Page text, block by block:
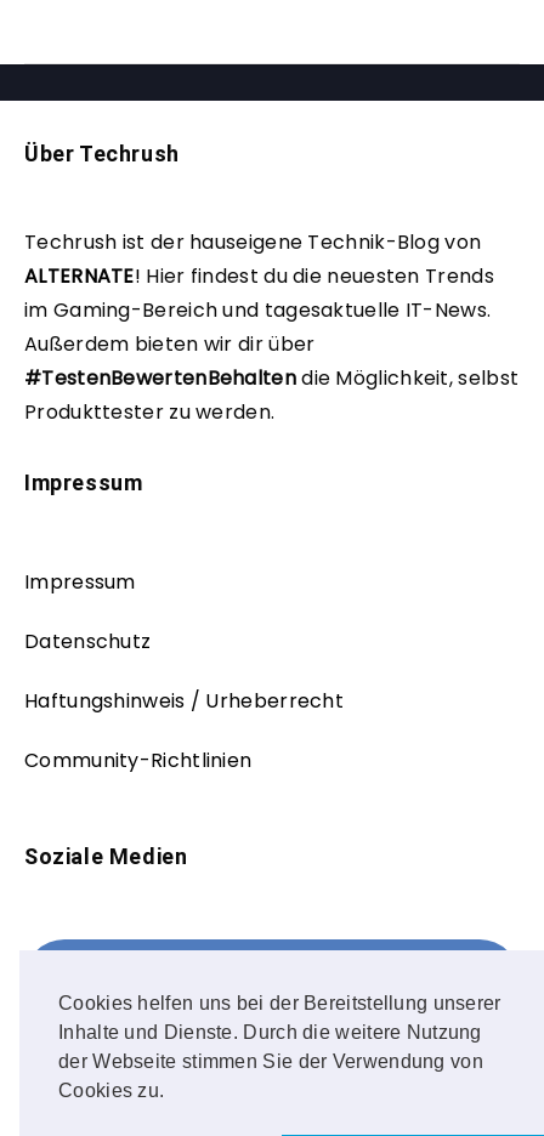
Cookies helfen uns bei der Bereitstellung unserer
Inhalte und Dienste. Durch die weitere Nutzung
der Webseite stimmen Sie der Verwendung von
Cookies zu.
Über Techrush
Techrush ist der hauseigene Technik-Blog von
ALTERNATE! Hier findest du die neuesten Trends
im Gaming-Bereich und tagesaktuelle IT-News.
Außerdem bieten wir dir über
#TestenBewertenBehaltendie Möglichkeit, selbst
Produkttester zu werden.
Impressum
Impressum
Datenschutz
Haftungshinweis / Urheberrecht
Community-Richtlinien
Soziale Medien
FOLLOW ME!
Instagram
OUR PHOTOS!